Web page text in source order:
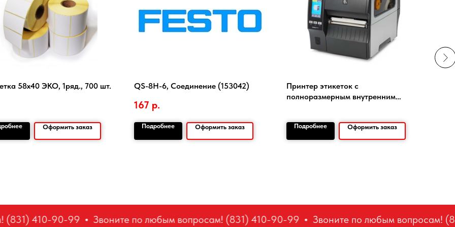
58х40 ЭКО, 1ряд., 700 шт.
Оформить заказ
QS-8H-6, Соединение (153042)
167 р.
Подробнее Оформить заказ
Принтер этикеток с
полноразмерным внутренним
Подробнее Оформить заказ
410-90-99 Звоните по любым вопросам! (831) 410-90-99 Звоните по любым вопросам!